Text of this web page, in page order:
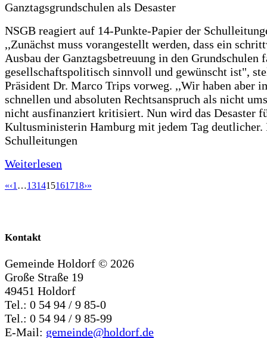
NSGB reagiert auf 14-Punkte-Papier der
,,Zunächst muss vorangestellt werden, dass ein
Ausbau der Ganztagsbetreuung in den Grundschulen
gesellschaftspolitisch sinnvoll und gewünscht ist",
Präsident Dr. Marco Trips vorweg. ,,Wir haben aber
schnellen und absoluten Rechtsanspruch als nicht
nicht ausfinanziert kritisiert. Nun wird das Desaster
Kultusministerin Hamburg mit jedem Tag deutlicher.
Schulleitungen
Weiterlesen
«‹1 …131415161718›»
Kontakt
Gemeinde Holdorf © 2026
Große Straße 19
49451 Holdorf
Tel.: 0 54 94 / 9 85-0
Tel.: 0 54 94 / 9 85-99
E-Mail: gemeinde@holdorf.de